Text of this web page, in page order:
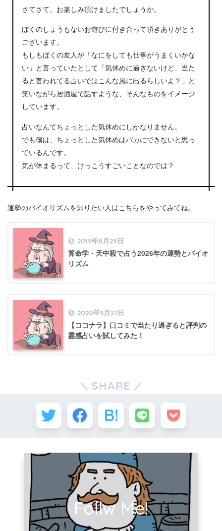
さてさて、お楽しみ頂けましたでしょうか。
ぼくのしょうもないお遊びに付き合って頂きありがとう
ございます。
もしもぼくの友人が「なにをしても仕事がうまくいかな
い」と言っていたとして「気休めに過ぎないけど、当た
ると言われてる占いではこんな風に出るらしいよ？」と
笑いながら居酒屋で話すような、そんなものをイメージ
しています。
占いなんてちょっとした気休めにしかなりません。
でも僕は、ちょっとした気休めはバカにできないと思っ
ているんです。
気が休まるって、けっこうすごいことなのでは？
運勢のバイオリズムを知りたい人はこちらをやってみてね。
2019年8月29日
算命学・天中殺で占う2026年の運勢とバイオ
リズム
2020年3月27日
【ココナラ】口コミで当たり過ぎると評判の
霊感占いを試してみた！
SHARE
Follw Me!